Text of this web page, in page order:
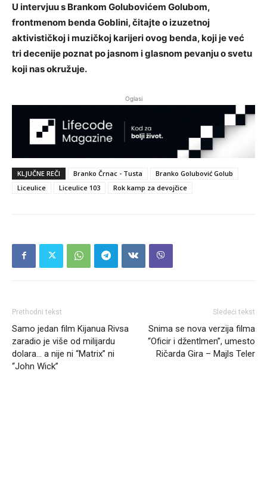
U intervjuu s Brankom Golubovićem Golubom,
frontmenom benda Goblini, čitajte o izuzetnoj
aktivističkoj i muzičkoj karijeri ovog benda, koji je već
tri decenije poznat po jasnom i glasnom pevanju o svetu
koji nas okružuje.
Oglasi
KLJUČNE REČI Branko Črnac - Tusta
Branko Golubović Golub
Liceulice
Liceulice 103 Rok kamp za devojčice
Prethodni tekst
Samo jedan film Kijanua Rivsa
zaradio je više od milijardu
dolara… a nije ni “Matrix” ni
“John Wick”
Sledeći tekst
Snima se nova verzija filma
“Oficir i džentlmen”, umesto
Ričarda Gira – Majls Teler